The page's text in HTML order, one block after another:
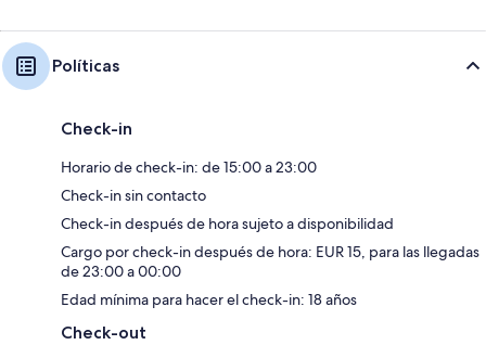
Políticas
Check-in
Horario de check-in: de 15:00 a 23:00
Check-in sin contacto
Check-in después de hora sujeto a disponibilidad
Cargo por check-in después de hora: EUR 15, para las llegadas
de 23:00 a 00:00
Edad mínima para hacer el check-in: 18 años
Check-out